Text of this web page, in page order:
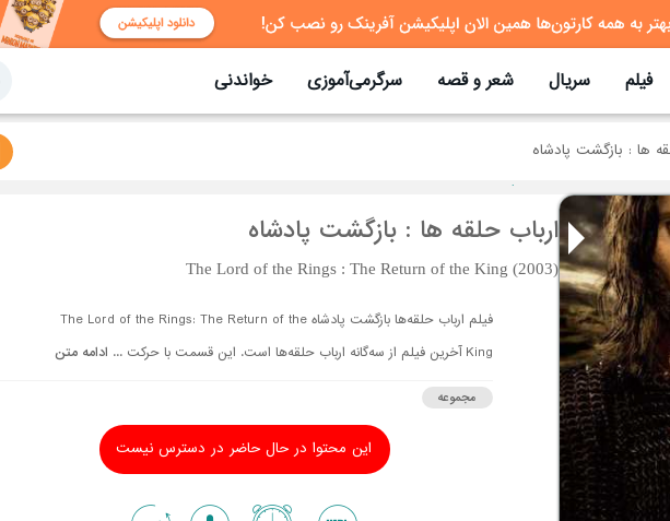
فیلم سریال شعر و قصه سرگرمی‌آموزی خواندنی
ها : بازگشت پادشاه
ارباب حلقه ها : بازگشت پادشاه
The Lord of the Rings : The Return of the King (2003)
فیلم ارباب حلقه‌ها بازگشت پادشاه The Lord of the Rings: The Return of the
King آخرین فیلم از سه‌گانه ارباب حلقه‌ها است. این قسمت با حرکت ...
ادامه متن
مجموعه
این محتوا در حال حاضر در دسترس نیست